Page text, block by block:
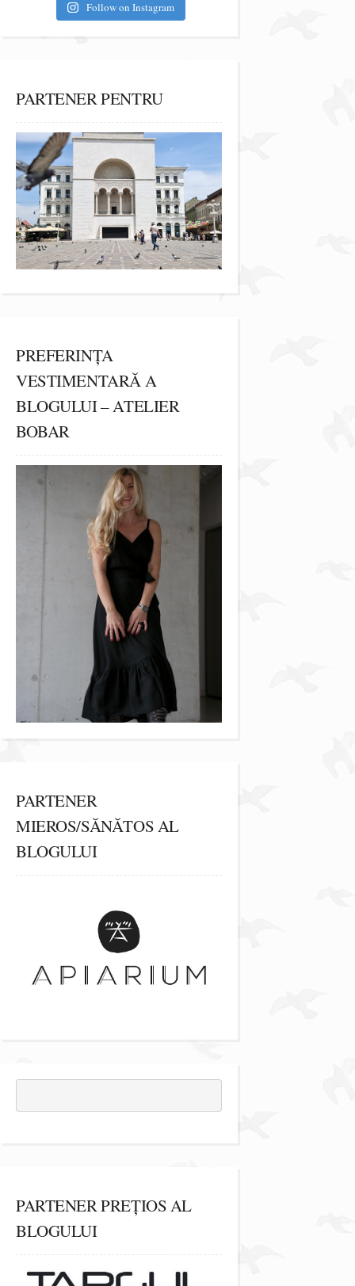
Follow on Instagram
PARTENER PENTRU
PREFERINȚA
VESTIMENTARĂ A
BLOGULUI – ATELIER
BOBAR
PARTENER
MIEROS/SĂNĂTOS AL
BLOGULUI
PARTENER PREȚIOS AL
BLOGULUI